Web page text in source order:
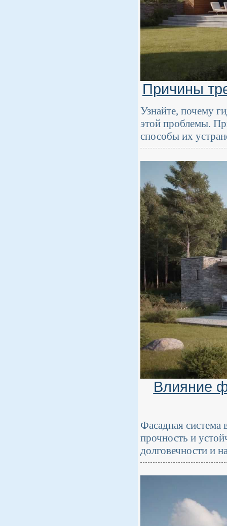
Причины
Узнайте, почему
этой проблемы.
способы их
Влияние
Фасадная система
прочность и
долговечности и